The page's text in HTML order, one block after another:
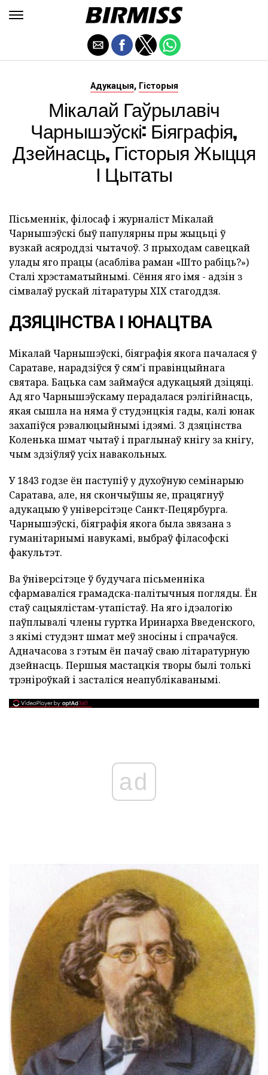
Адукацыя, Гісторыя
Мікалай Гаўрылавіч
Чарнышэўскі: Біяграфія,
Дзейнасць, Гісторыя Жыцця
І Цытаты
Пісьменнік, філосаф і журналіст Мікалай
Чарнышэўскі быў папулярны пры жыцьці ў
вузкай асяроддзі чытачоў. З прыходам савецкай
улады яго працы (асабліва раман «Што рабіць?»)
Сталі хрэстаматыйнымі. Сёння яго імя - адзін з
сімвалаў рускай літаратуры XIX стагоддзя.
ДЗЯЦІНСТВА І ЮНАЦТВА
Мікалай Чарнышэўскі, біяграфія якога пачалася ў
Саратаве, нарадзіўся ў сям'і правінцыйнага
святара. Бацька сам займаўся адукацыяй дзіцяці.
Ад яго Чарнышэўскаму перадалася рэлігійнасць,
якая сышла на няма ў студэнцкія гады, калі юнак
захапіўся рэвалюцыйнымі ідэямі. З дзяцінства
Коленька шмат чытаў і праглынаў кнігу за кнігу,
чым здзіўляў усіх навакольных.
У 1843 годзе ён паступіў у духоўную семінарыю
Саратава, але, ня скончыўшы яе, працягнуў
адукацыю ў універсітэце Санкт-Пецярбурга.
Чарнышэўскі, біяграфія якога была звязана з
гуманітарнымі навукамі, выбраў філасофскі
факультэт.
Ва ўніверсітэце ў будучага пісьменніка
сфармаваліся грамадска-палітычныя погляды. Ён
стаў сацыялістам-утапістаў. На яго ідэалогію
паўплывалі члены гуртка Иринарха Введенского,
з якімі студэнт шмат меў зносіны і спрачаўся.
Адначасова з гэтым ён пачаў сваю літаратурную
дзейнасць. Першыя мастацкія творы былі толькі
трэніроўкай і засталіся неапублікаванымі.
ad